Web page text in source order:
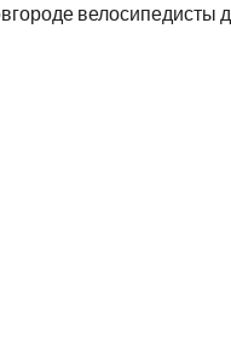
велосипедисты